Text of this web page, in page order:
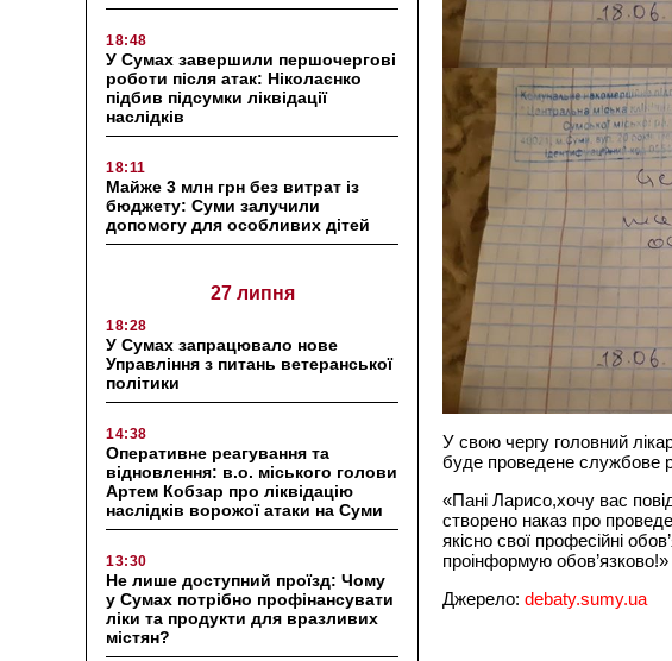
18:48
У Сумах завершили першочергові
роботи після атак: Ніколаєнко
підбив підсумки ліквідації
наслідків
18:11
Майже 3 млн грн без витрат із
бюджету: Суми залучили
допомогу для особливих дітей
27 липня
18:28
У Сумах запрацювало нове
Управління з питань ветеранської
політики
14:38
Оперативне реагування та
відновлення: в.о. міського голови
Артем Кобзар про ліквідацію
наслідків ворожої атаки на Суми
13:30
Не лише доступний проїзд: Чому
у Сумах потрібно профінансувати
ліки та продукти для вразливих
містян?
У свою чергу головний
буде проведене службове
«Пані Ларисо,хочу вас
створено наказ про
якісно свої професійні
проінформую
Джерело: debaty.sumy.ua